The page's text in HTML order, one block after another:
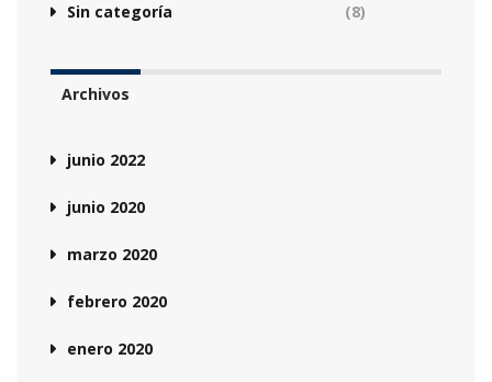
Sin categoría (8)
Archivos
junio 2022
junio 2020
marzo 2020
febrero 2020
enero 2020